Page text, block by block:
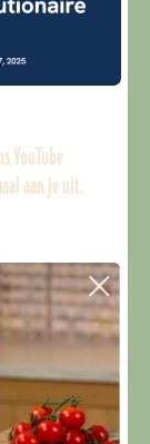
YouTube
aan je uit.